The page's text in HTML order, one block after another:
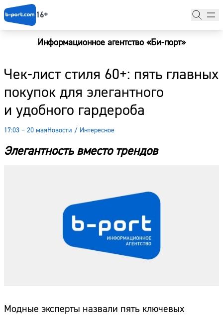
16+
Информационное агентство «Би-порт»
Чек-лист стиля 60+: пять главных
покупок для элегантного
и удобного гардероба
17:03 – 20 маяНовости / Интересное
Элегантность вместо трендов
Модные эксперты назвали пять ключевых
Новости
Наши гости
Фоторепортажи
Погода